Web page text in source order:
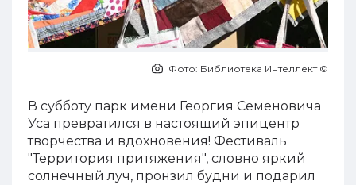
Фото: Библиотека Интеллект ©
В субботу парк имени Георгия Семеновича
Уса превратился в настоящий эпицентр
творчества и вдохновения! Фестиваль
"Территория притяжения", словно яркий
солнечный луч, пронзил будни и подарил